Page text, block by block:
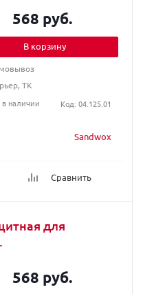
Sandwox
Сравнить
568 руб.
В корзину
ТК
в наличии
Код: 04.125.01
для
568 руб.